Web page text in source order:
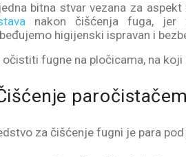
bitna stvar vezana za
nakon čišćenja fuga, jer
higijenski ispravan i
očistiti fugne na pločicama, na
paročistačem